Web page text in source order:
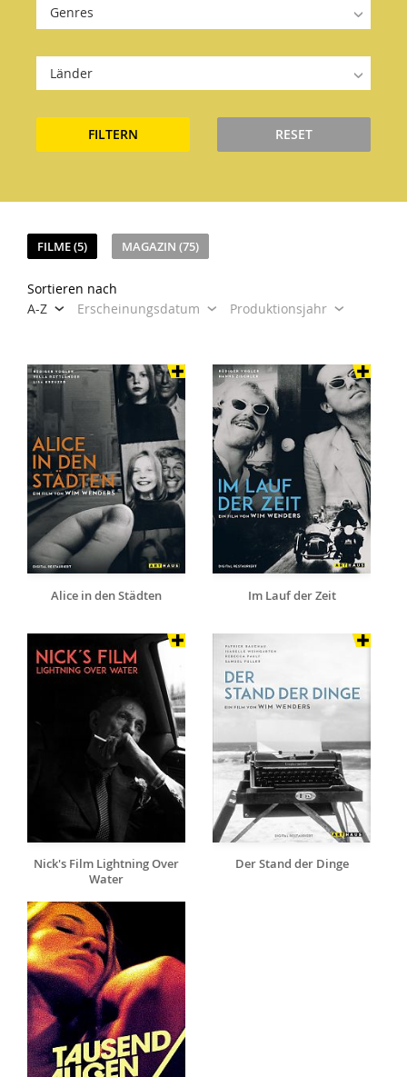
Genres
Länder
FILTERN RESET
FILME (5) MAGAZIN (75)
Sortieren nach
A-Z
Erscheinungsdatum Produktionsjahr
Alice in den Städten Im Lauf der Zeit
Nick's Film Lightning Over
Water
Der Stand der Dinge